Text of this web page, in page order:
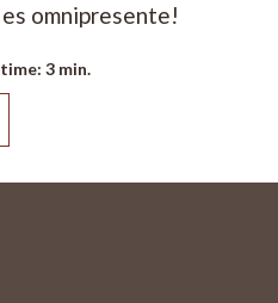
omnipresente!
3 min.